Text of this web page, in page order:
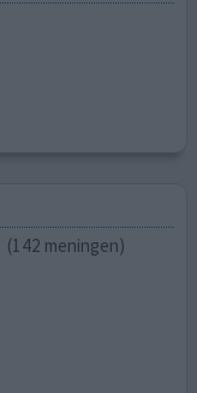
(142 meningen)